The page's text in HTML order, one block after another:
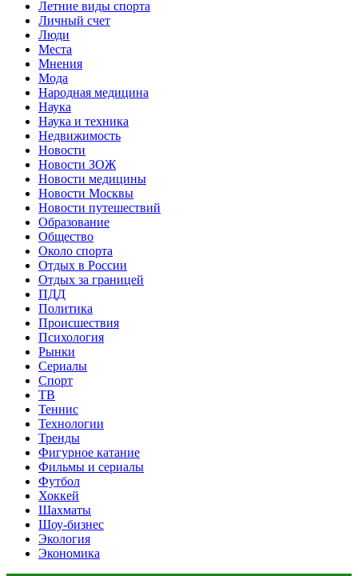
Летние виды спорта
Личный счет
Люди
Места
Мнения
Мода
Народная медицина
Наука
Наука и техника
Недвижимость
Новости
Новости ЗОЖ
Новости медицины
Новости Москвы
Новости путешествий
Образование
Общество
Около спорта
Отдых в России
Отдых за границей
ПДД
Политика
Происшествия
Психология
Рынки
Сериалы
Спорт
ТВ
Теннис
Технологии
Тренды
Фигурное катание
Фильмы и сериалы
Футбол
Хоккей
Шахматы
Шоу-бизнес
Экология
Экономика